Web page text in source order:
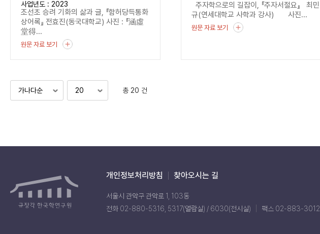
사업년도 : 2023
조선초 승려 기화의 삶과 글, 『함허당득통화
상어록』 전효진(동국대학교) 사진 : 『涵虛
堂得...
원문 자료 보기
주자학으로의 길잡이, 『주자서절요』 최민
규(연세대학교 사학과 강사) 사진...
원문 자료 보기
총 20 건
개인정보처리방침 찾아오시는 길
서울시 관악구 관악로 1, 103동
전화 02-880-5316, 5317(열람실) / 6030(전시실)
팩스 02-883-3012